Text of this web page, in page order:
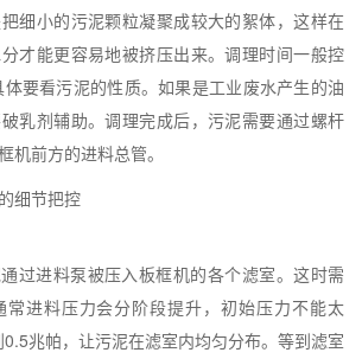
细小的污泥颗粒凝聚成较大的絮体，这样在
才能更容易地被挤压出来。调理时间一般控
要看污泥的性质。如果是工业废水产生的油
乳剂辅助。调理完成后，污泥需要通过螺杆
机前方的进料总管。
细节把控
过进料泵被压入板框机的各个滤室。这时需
进料压力会分阶段提升，初始压力不能太
兆帕，让污泥在滤室内均匀分布。等到滤室